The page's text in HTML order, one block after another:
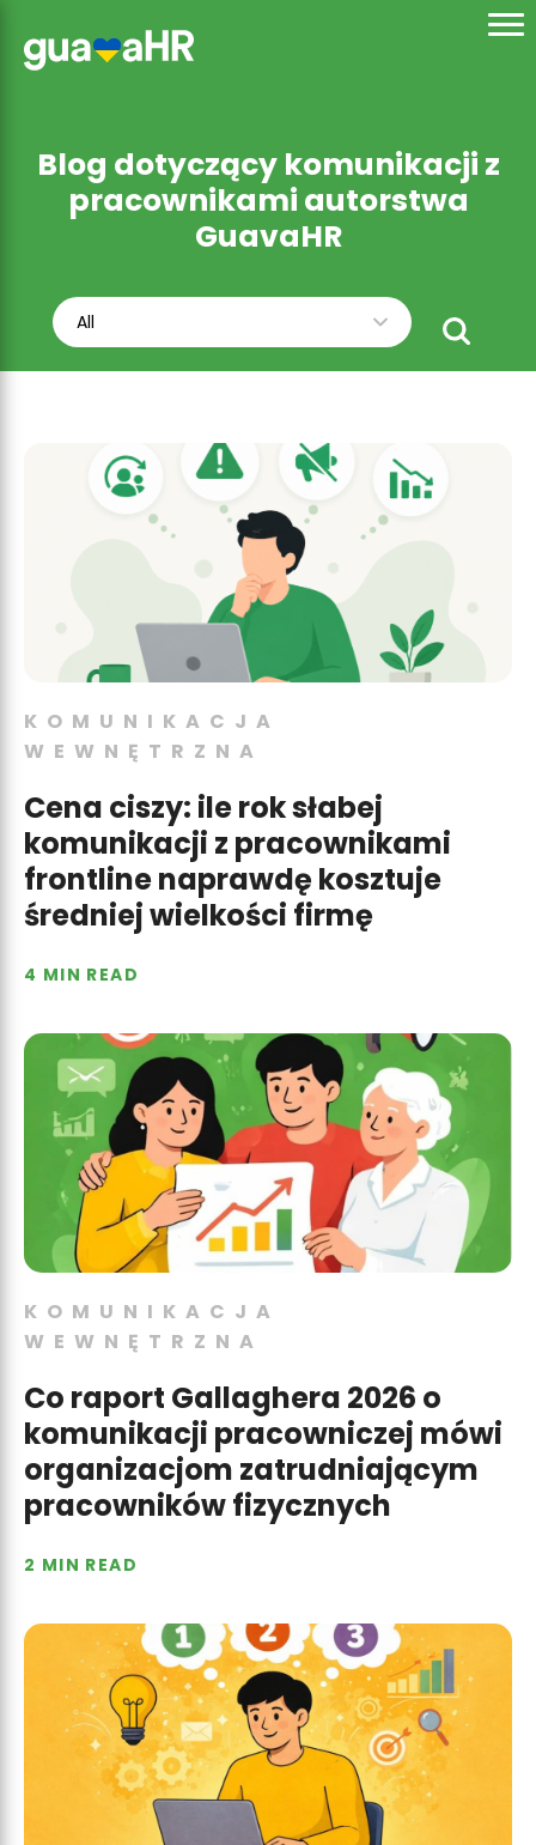
Blog dotyczący komunikacji z
pracownikami autorstwa
GuavaHR
KOMUNIKACJA
WEWNĘTRZNA
Cena ciszy: ile rok słabej
komunikacji z pracownikami
frontline naprawdę kosztuje
średniej wielkości firmę
4 MIN READ
KOMUNIKACJA
WEWNĘTRZNA
Co raport Gallaghera 2026 o
komunikacji pracowniczej mówi
organizacjom zatrudniającym
pracowników fizycznych
2 MIN READ